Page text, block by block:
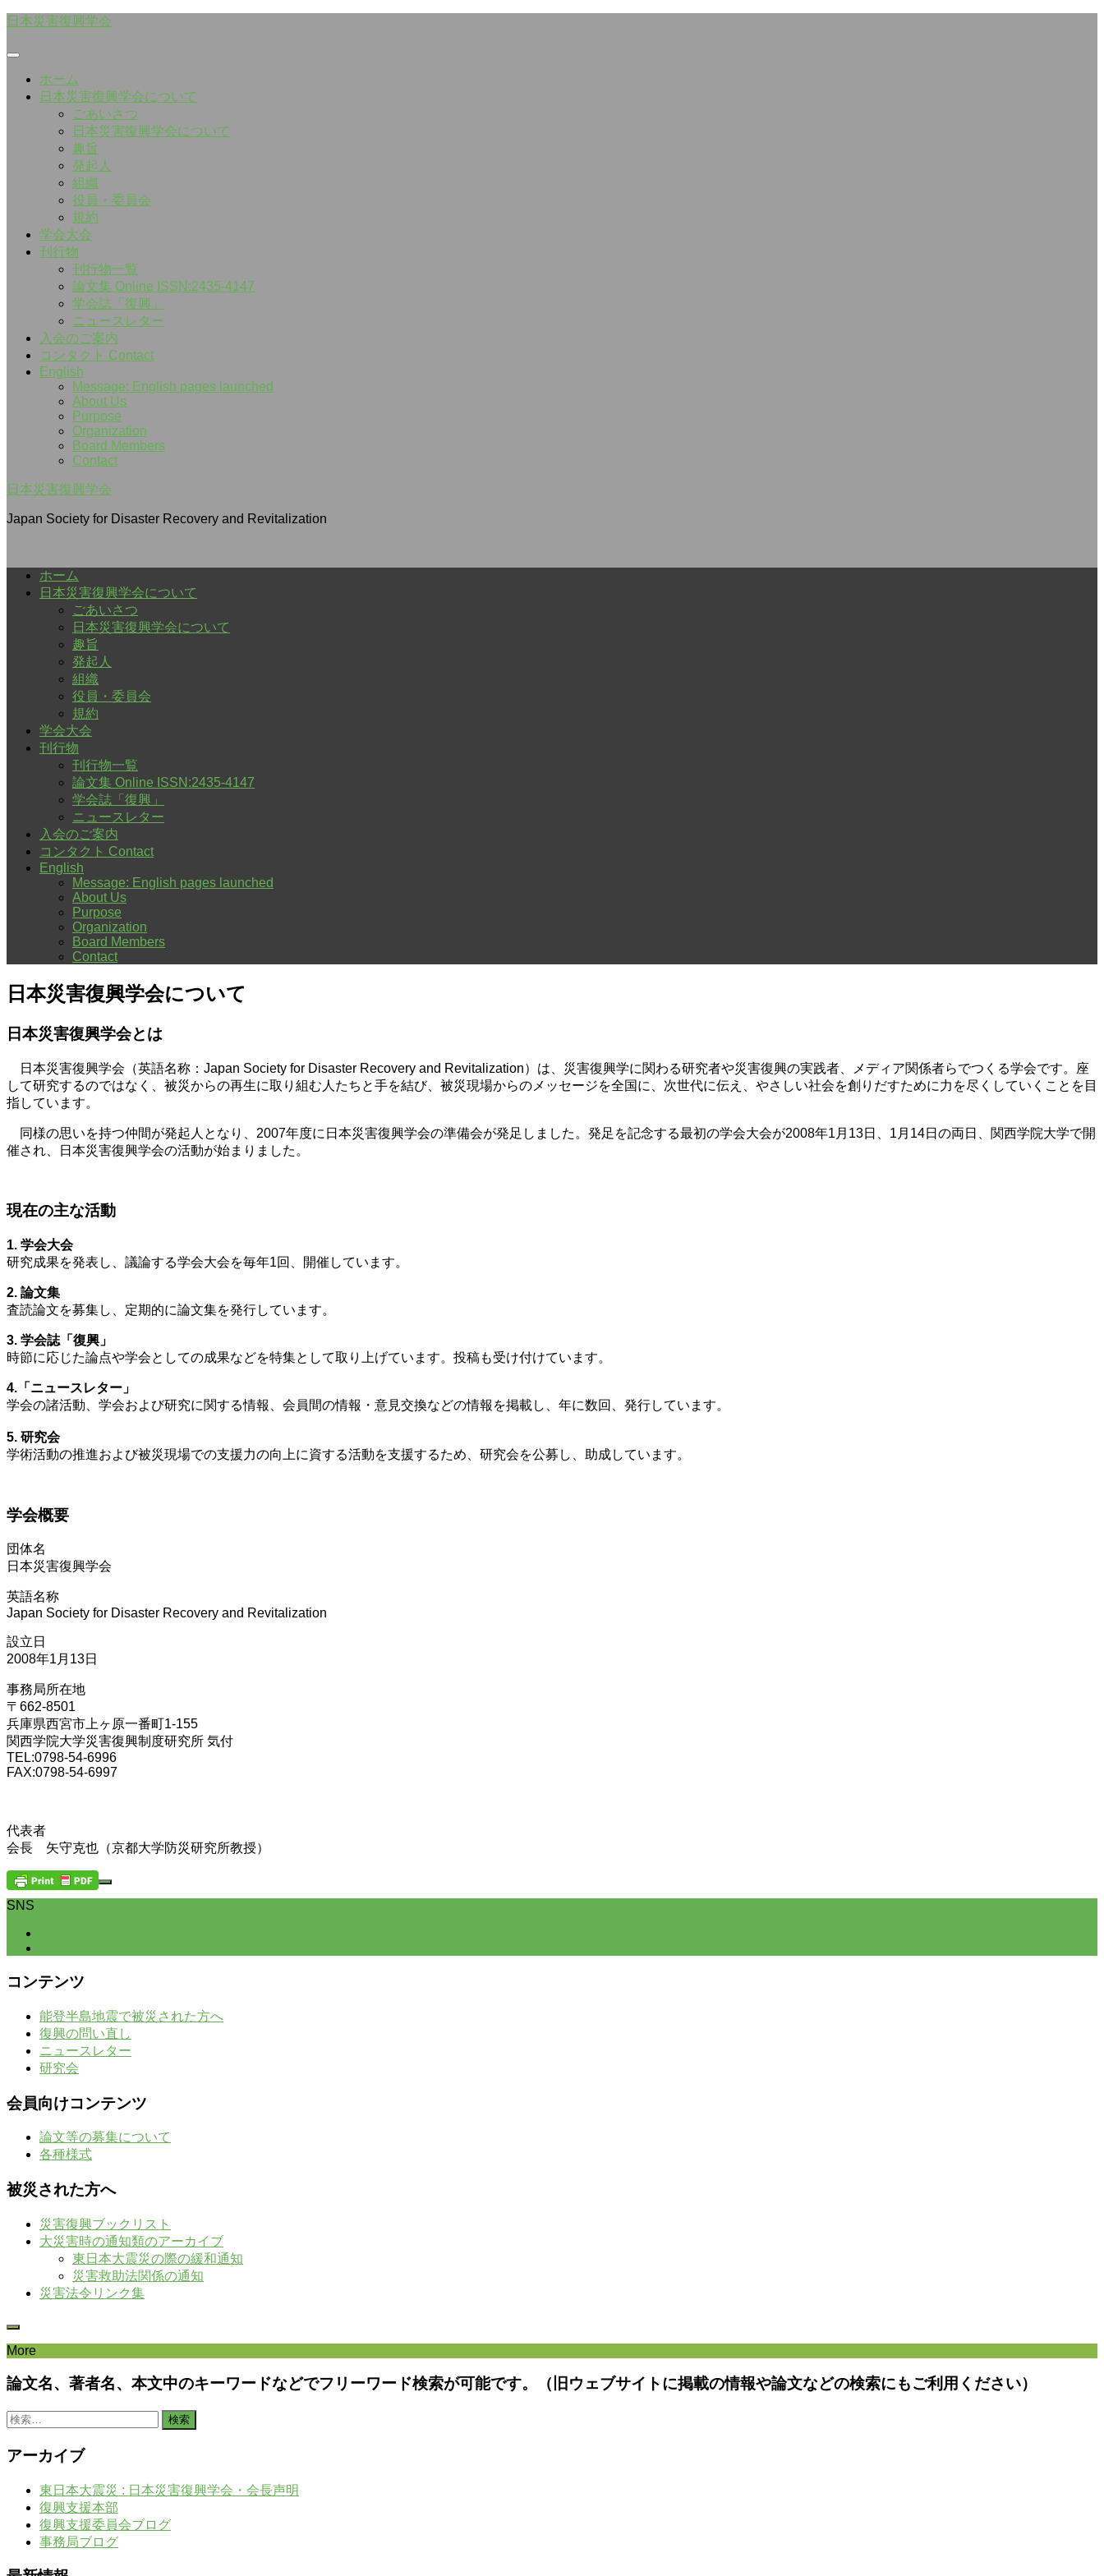
Skip
日本災害復興学会
ホーム
日本災害復興学会について
ごあいさつ
日本災害復興学会について
趣旨
発起人
組織
役員・委員会
規約
学会大会
刊行物
刊行物一覧
論文集 Online ISSN:2435-4147
学会誌「復興」
ニュースレター
入会のご案内
コンタクト Contact
English
Message: English pages launched
About Us
Purpose
Organization
Board Members
Contact
日本災害復興学会
Japan Society for Disaster Recovery and Revitalization
ホーム
日本災害復興学会について
ごあいさつ
日本災害復興学会について
趣旨
発起人
組織
役員・委員会
規約
学会大会
刊行物
刊行物一覧
論文集 Online ISSN:2435-4147
学会誌「復興」
ニュースレター
入会のご案内
コンタクト Contact
English
Message: English pages launched
About Us
Purpose
Organization
Board Members
Contact
日本災害復興学会について
日本災害復興学会とは
日本災害復興学会（英語名称：Japan Society for Disaster Recovery and Revitalization）は、災害復興学に関わる研究者や災害復興の実践者、メディア関係者らでつくる学会です。座
して研究するのではなく、被災からの再生に取り組む人たちと手を結び、被災現場からのメッセージを全国に、次世代に伝え、やさしい社会を創りだすために力を尽くしていくことを目
指しています。
同様の思いを持つ仲間が発起人となり、2007年度に日本災害復興学会の準備会が発足しました。発足を記念する最初の学会大会が2008年1月13日、1月14日の両日、関西学院大学で開
催され、日本災害復興学会の活動が始まりました。
現在の主な活動
1. 学会大会
研究成果を発表し、議論する学会大会を毎年1回、開催しています。
2. 論文集
査読論文を募集し、定期的に論文集を発行しています。
3. 学会誌「復興」
時節に応じた論点や学会としての成果などを特集として取り上げています。投稿も受け付けています。
4.「ニュースレター」
学会の諸活動、学会および研究に関する情報、会員間の情報・意見交換などの情報を掲載し、年に数回、発行しています。
5. 研究会
学術活動の推進および被災現場での支援力の向上に資する活動を支援するため、研究会を公募し、助成しています。
学会概要
団体名
日本災害復興学会
英語名称
Japan Society for Disaster Recovery and Revitalization
設立日
2008年1月13日
事務局所在地
〒662-8501
兵庫県西宮市上ヶ原一番町1-155
関西学院大学災害復興制度研究所 気付
TEL:0798-54-6996
FAX:0798-54-6997
代表者
会長 矢守克也（京都大学防災研究所教授）
SNS
コンテンツ
能登半島地震で被災された方へ
復興の問い直し
ニュースレター
研究会
会員向けコンテンツ
論文等の募集について
各種様式
被災された方へ
災害復興ブックリスト
大災害時の通知類のアーカイブ
東日本大震災の際の緩和通知
災害救助法関係の通知
災害法令リンク集
More
論文名、著者名、本文中のキーワードなどでフリーワード検索が可能です。（旧ウェブサイトに掲載の情報や論文などの検索にもご利用ください）
検
アーカイブ
東日本大震災 : 日本災害復興学会・会長声明
復興支援本部
復興支援委員会ブログ
事務局ブログ